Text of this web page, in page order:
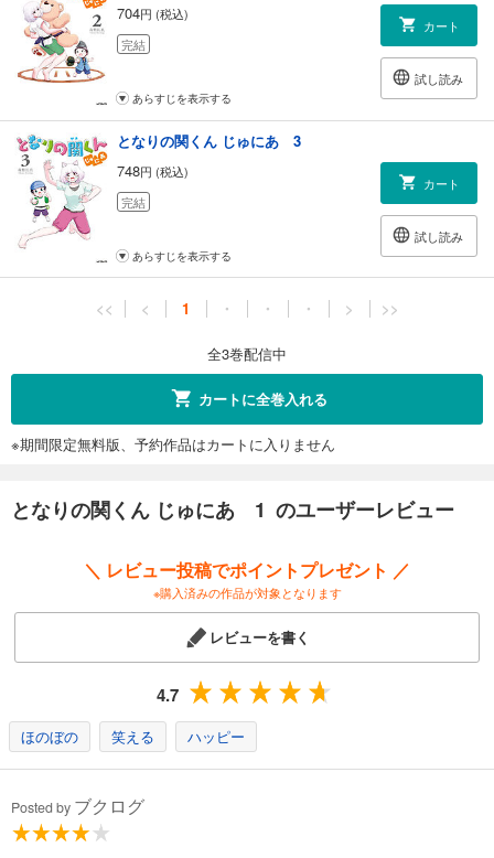
704円 (税込)
完結
カート
試し読み
あらすじを表示する
となりの関くん じゅにあ 3
748円 (税込)
完結
カート
試し読み
あらすじを表示する
<< < 1 ・ ・ ・ > >>
全3巻配信中
カートに全巻入れる
※期間限定無料版、予約作品はカートに入りません
となりの関くん じゅにあ 1 のユーザーレビュー
＼ レビュー投稿でポイントプレゼント ／
※購入済みの作品が対象となります
レビューを書く
4.7
ほのぼの 笑える ハッピー
Posted by ブクログ